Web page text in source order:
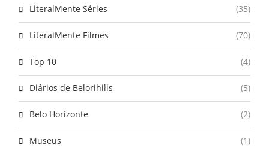
LiteralMente Séries (35)
LiteralMente Filmes (70)
Top 10 (4)
Diários de Belorihills (5)
Belo Horizonte (2)
Museus (1)